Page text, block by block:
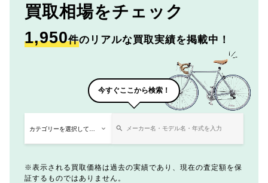
買取相場をチェック
1,950件のリアルな買取実績を掲載中！
今すぐここから検索！
表示される買取価格は過去の実績であり、現在の査定額を保
証するものではありません。